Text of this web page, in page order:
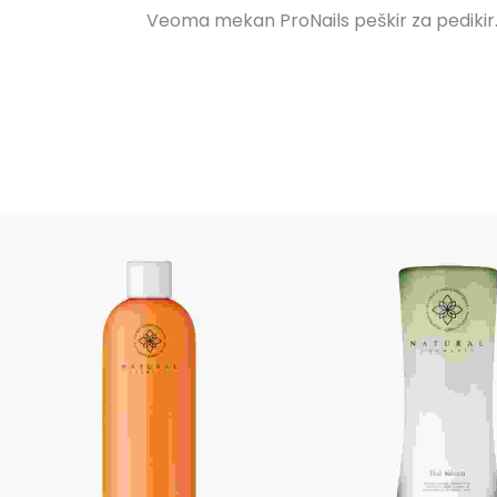
Veoma mekan ProNails peškir za pedikir.